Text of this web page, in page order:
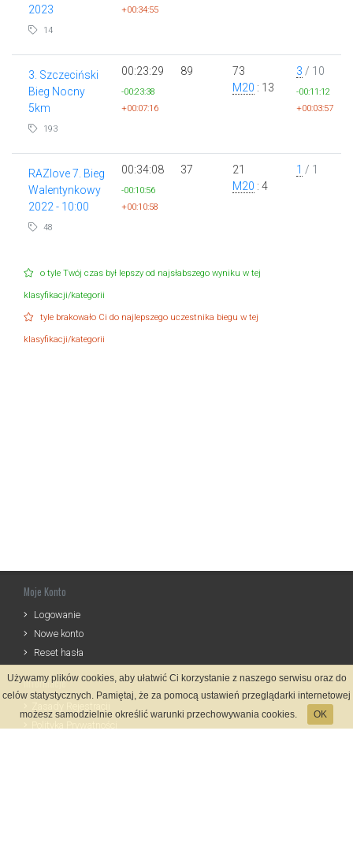
2023
14
+00:34:55
3. Szczeciński
Bieg Nocny
5km
193
00:23:29
-00:23:38
+00:07:16
89
73
M20 : 13
3 / 10
-00:11:12
+00:03:57
RAZlove 7. Bieg
Walentynkowy
2022 - 10:00
48
00:34:08
-00:10:56
+00:10:58
37
21
M20 : 4
1 / 1
o tyle Twój czas był lepszy od najsłabszego wyniku w tej
klasyfikacji/kategorii
tyle brakowało Ci do najlepszego uczestnika biegu w tej
klasyfikacji/kategorii
Moje Konto
Logowanie
Nowe konto
Reset hasła
Informacje
Używamy plików cookies, aby ułatwić Ci korzystanie z naszego serwisu oraz do
celów statystycznych. Pamiętaj, że za pomocą ustawień przeglądarki internetowej
możesz samodzielnie określić warunki przechowywania cookies.
OK